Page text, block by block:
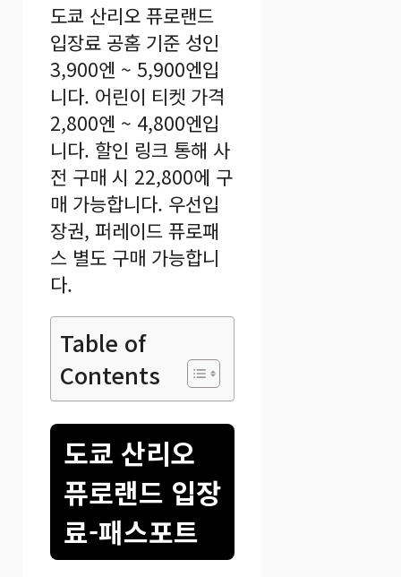
도쿄 산리오 퓨로랜드
입장료 공홈 기준 성인
3,900엔 ~ 5,900엔입
니다. 어린이 티켓 가격
2,800엔 ~ 4,800엔입
니다. 할인 링크 통해 사
전 구매 시 22,800에 구
매 가능합니다. 우선입
장권, 퍼레이드 퓨로패
스 별도 구매 가능합니
다.
Table of
Contents
도쿄 산리오
퓨로랜드 입장
료-패스포트